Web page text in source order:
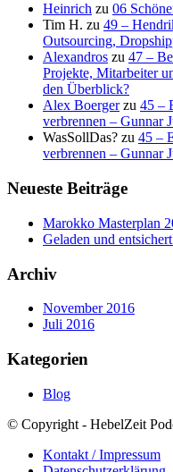
Heinrich zu 06
Tim H. zu 49 –
Outsourcing,
Alexandros zu 47 –
Projekte, Mitarbeiter
den Überblick?
Alex Boergerzu 45 –
verbrennen – Gunnar
WasSollDas? zu 45 –
verbrennen – Gunnar
Neueste Beiträge
Marokko Masterplan
Geladen und
Archiv
November 2016
Juli 2016
Kategorien
Blog
© Copyright - HebelZeit
Kontakt / Impressum